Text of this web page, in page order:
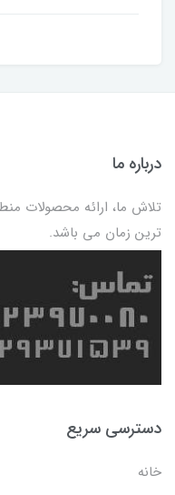
درباره ما
تلاش ما، ارائه محصولات
ترین زمان می باشد.
دسترسی سریع
خانه